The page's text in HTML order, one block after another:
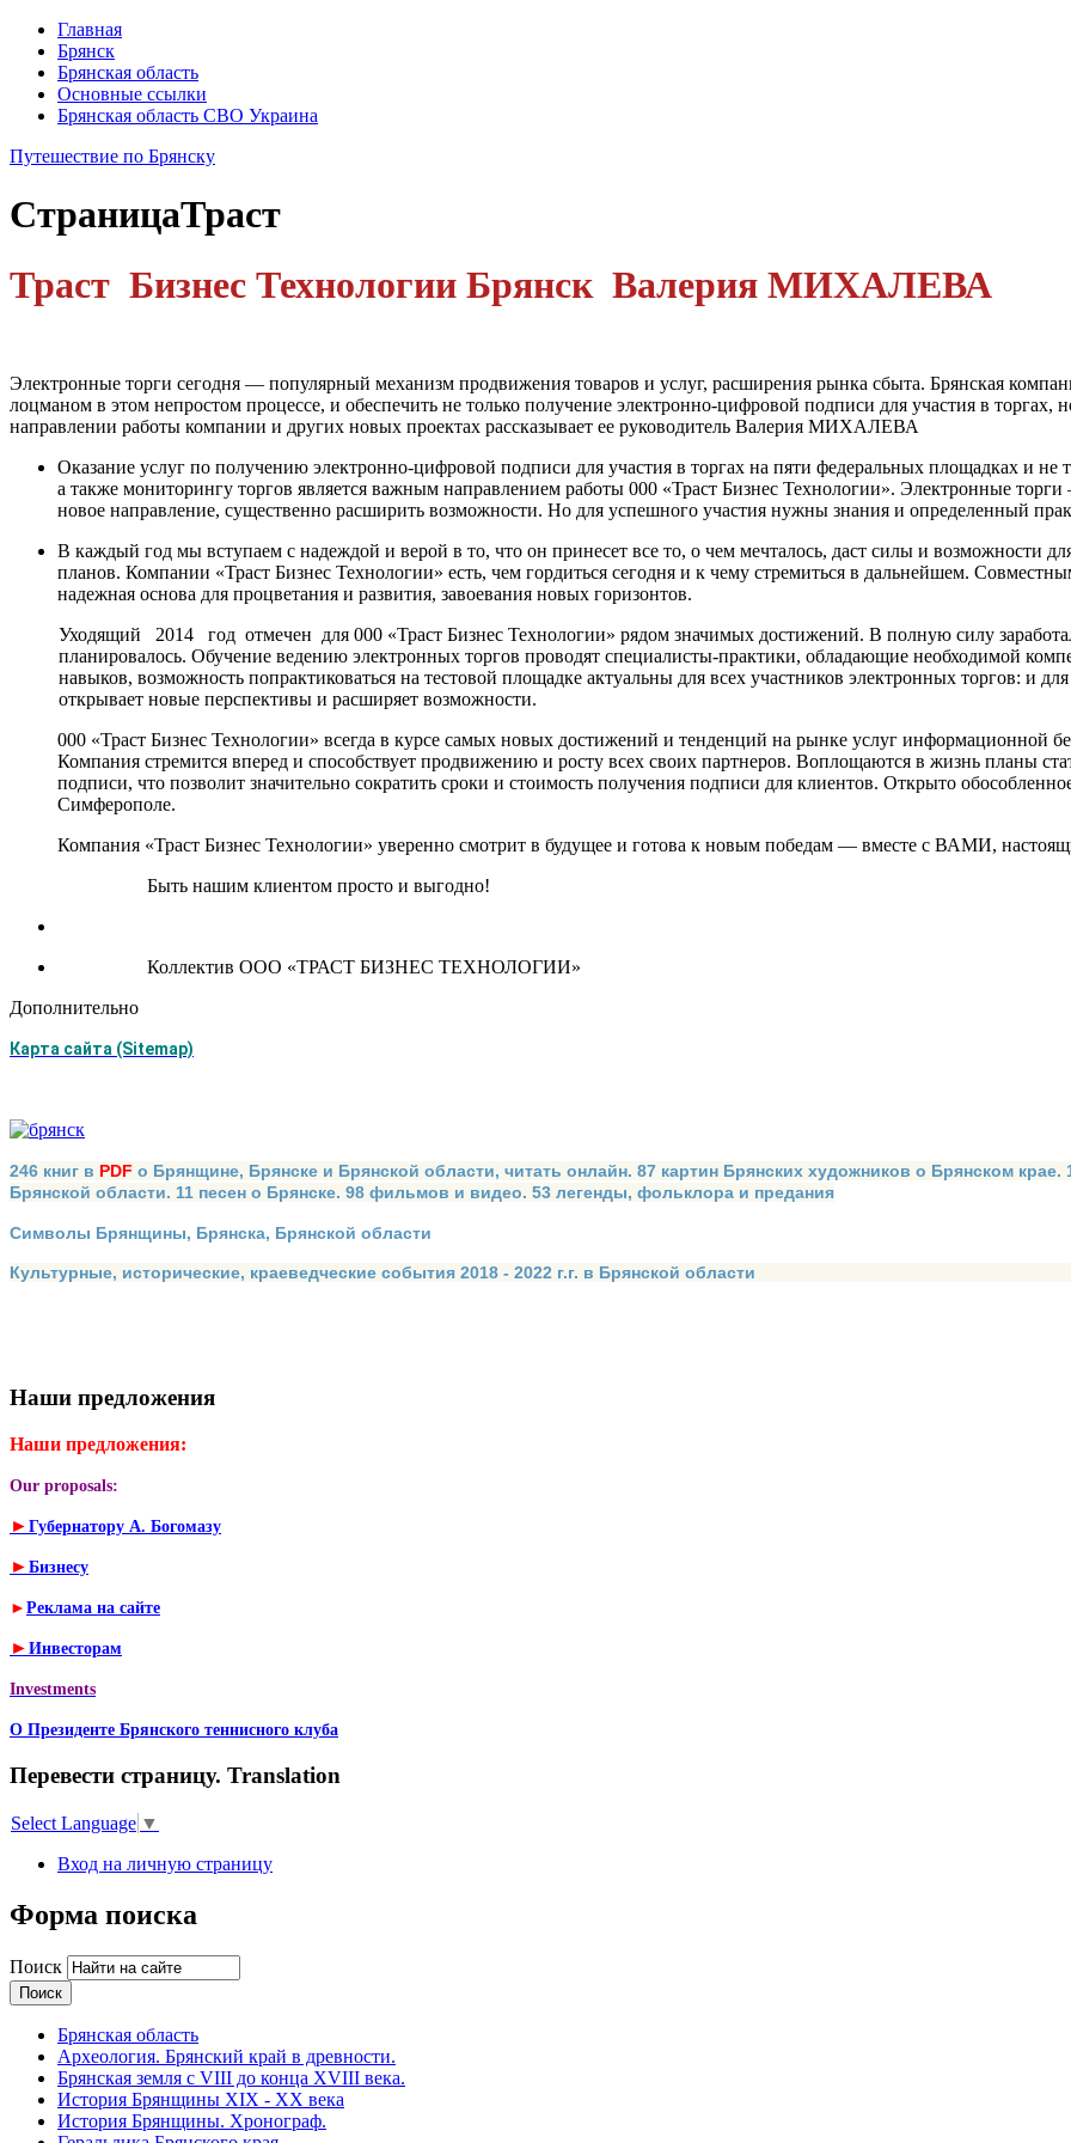
Главная
Брянск
Брянская область
Основные ссылки
Брянская область СВО Украина
Путешествие по Брянску
СтраницаТраст
Траст Бизнес Технологии Брянск Валерия МИХАЛЕВА
Электронные торги сегодня — популярный механизм продвижения товаров и услуг, расширения рынка сбыта. Брянская
лоцманом в этом непростом процессе, и обеспечить не только получение электронно-цифровой подписи для участия в торгах,
направлении работы компании и других новых проектах рассказывает ее руководитель Валерия МИХАЛЕВА
Оказание услуг по получению электрон­но-цифровой подписи для участия в торгах на пяти федеральных площадках и
а также мониторингу тор­гов является важным направлением работы 000 «Траст Бизнес Технологии». Электронные
новое направление, существенно расширить возможности. Но для успешного участия нужны знания и опреде­ленный
В каждый год мы вступаем с надеж­дой и верой в то, что он принесет все то, о чем мечталось, даст силы и возможности
планов. Компании «Траст Бизнес Тех­нологии» есть, чем гордиться сегодня и к чему стремиться в дальнейшем.
надежная основа для процветания и развития, завоевания новых горизонтов.
Уходящий 2014 год отмечен для 000 «Траст Бизнес Технологии» рядом значимых достижений. В полную силу
планирова­лось. Обучение ведению электронных торгов проводят специалисты-практи­ки, обладающие необходимой
навыков, возможность попрактиковаться на тестовой пло­щадке актуальны для всех участников электронных торгов: и
открывает новые перспекти­вы и расширяет возможности.
000 «Траст Бизнес Технологии» всегда в курсе самых новых дости­жений и тенденций на рынке услуг информационной
Компания стремится вперед и способствует продвижению и росту всех своих партнеров. Воплощаются в жизнь планы
подписи, что позволит значи­тельно сократить сроки и стоимость получения подписи для клиентов. Открыто
Симферополе.
Компания «Траст Бизнес Технологии» уверенно смотрит в будущее и готова к новым победам — вместе с ВАМИ,
Быть нашим клиентом просто и выгодно!
Коллектив ООО «ТРАСТ БИЗНЕС ТЕХНОЛОГИИ»
Дополнительно
Карта сайта (Sitemap)
246 книг в PDF о Брянщине, Брянске и Брянской области, читать онлайн. 87 картин Брянских художников о Брянском
Брянской области. 11 песен о Брянске. 98 фильмов и видео. 53 легенды, фольклора и предания
Символы Брянщины, Брянска, Брянской области
Культурные, исторические, краеведческие события 2018 - 2022 г.г. в Брянской области
Наши предложения
Наши предложения:
Our proposals:
► Губернатору А. Богомазу
► Бизнесу
► Реклама на сайте
► Инвесторам
Investments
О Президенте Брянского теннисного клуба
Перевести страницу. Translation
Select Language ▼
Вход на личную страницу
Форма поиска
Поиск
Брянская область
Археология. Брянский край в древности.
Брянская земля с VIII до конца XVIII века.
История Брянщины XIX - XX века
История Брянщины. Хронограф.